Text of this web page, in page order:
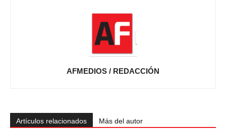
AFMEDIOS / REDACCIÓN
Artículos relacionados Más del autor